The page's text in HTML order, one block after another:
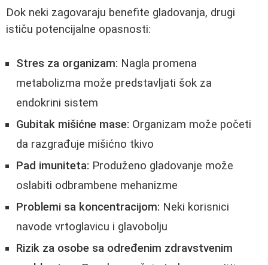
Dok neki zagovaraju benefite gladovanja, drugi
ističu potencijalne opasnosti:
Stres za organizam: Nagla promena
metabolizma može predstavljati šok za
endokrini sistem
Gubitak mišićne mase: Organizam može početi
da razgrađuje mišićno tkivo
Pad imuniteta: Produženo gladovanje može
oslabiti odbrambene mehanizme
Problemi sa koncentracijom: Neki korisnici
navode vrtoglavicu i glavobolju
Rizik za osobe sa određenim zdravstvenim